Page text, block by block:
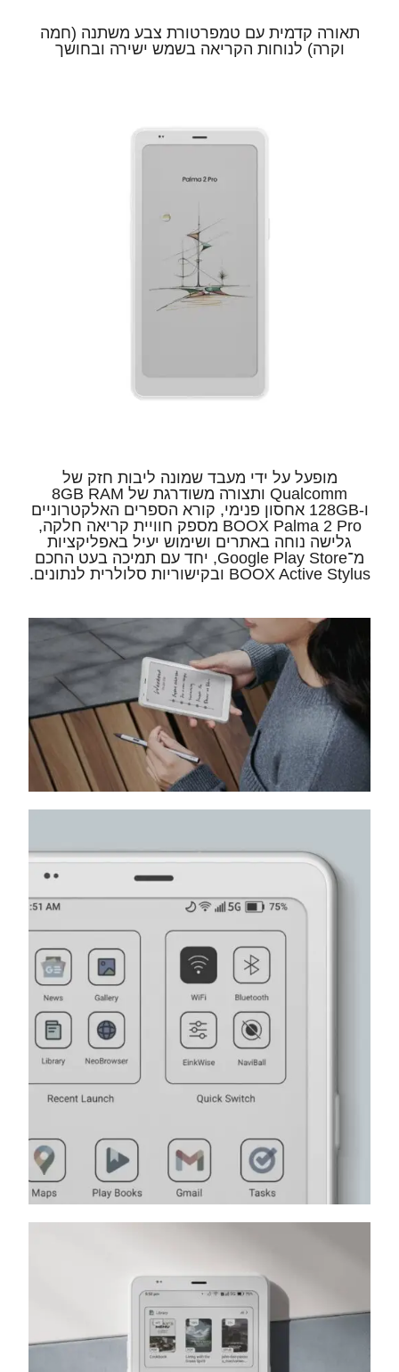
תאורה קדמית עם טמפרטורת צבע משתנה (חמה
וקרה) לנוחות הקריאה בשמש ישירה ובחושך
מופעל על ידי מעבד שמונה ליבות חזק של
Qualcomm ותצורה משודרגת של 8GB RAM
ו-128GB אחסון פנימי, קורא הספרים האלקטרוניים
BOOX Palma 2 Pro מספק חוויית קריאה חלקה,
גלישה נוחה באתרים ושימוש יעיל באפליקציות
מ־Google Play Store, יחד עם תמיכה בעט החכם
BOOX Active Stylus ובקישוריות סלולרית לנתונים.